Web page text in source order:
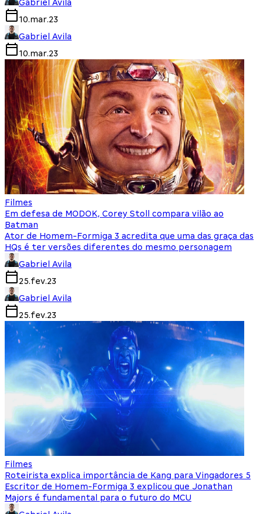
Gabriel Avila
10.mar.23
Gabriel Avila
10.mar.23
Filmes
Em defesa de MODOK, Corey Stoll compara vilão ao
Batman
Ator de Homem-Formiga 3 acredita que uma das graça das
HQs é ter versões diferentes do mesmo personagem
Gabriel Avila
25.fev.23
Gabriel Avila
25.fev.23
Filmes
Roteirista explica importância de Kang para Vingadores 5
Escritor de Homem-Formiga 3 explicou que Jonathan
Majors é fundamental para o futuro do MCU